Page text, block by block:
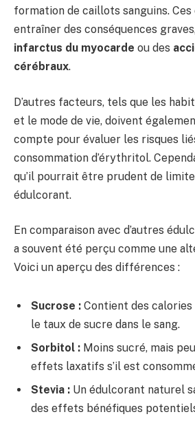
formation de caillots sanguins.
entraîner des conséquences
infarctus du myocarde ou des
cérébraux.
D’autres facteurs, tels que les
et le mode de vie, doivent
compte pour évaluer les risques
consommation d’érythritol.
qu’il pourrait être prudent de
édulcorant.
En comparaison avec d’autres
a souvent été perçu comme une
Voici un aperçu des différences :
Sucrose : Contient des
le taux de sucre dans le sang.
Sorbitol : Moins sucré, mais
effets laxatifs s’il est
Stevia : Un édulcorant naturel
des effets bénéfiques